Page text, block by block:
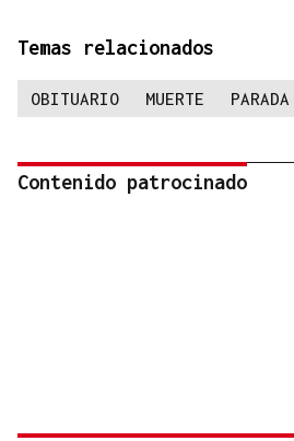
Temas relacionados
OBITUARIO MUERTE
Contenido patrocinado